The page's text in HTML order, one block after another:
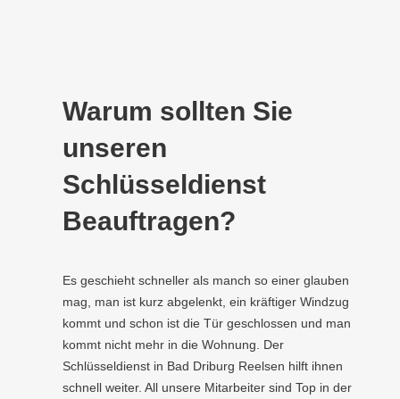
Warum sollten Sie
unseren
Schlüsseldienst
Beauftragen?
Es geschieht schneller als manch so einer glauben
mag, man ist kurz abgelenkt, ein kräftiger Windzug
kommt und schon ist die Tür geschlossen und man
kommt nicht mehr in die Wohnung. Der
Schlüsseldienst in Bad Driburg Reelsen hilft ihnen
schnell weiter. All unsere Mitarbeiter sind Top in der